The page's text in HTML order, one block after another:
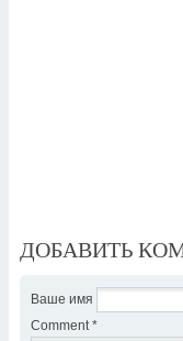
ДОБАВИТЬ
Ваше имя
Comment *